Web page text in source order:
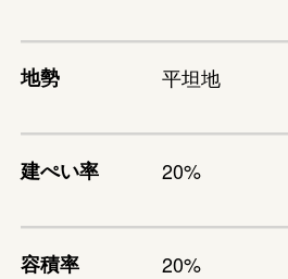
地勢 平坦地
建ぺい率 20%
容積率 20%